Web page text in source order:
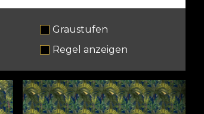
Graustufen
Regel anzeigen